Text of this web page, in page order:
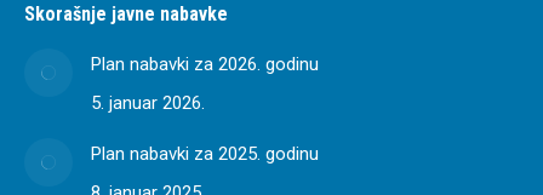
Skorašnje javne nabavke
Plan nabavki za 2026. godinu
5. januar 2026.
Plan nabavki za 2025. godinu